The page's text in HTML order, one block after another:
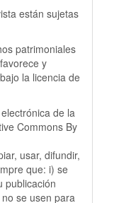
están sujetas
patrimoniales
y
la licencia de
de la
Commons By
usar, difundir,
que: i) se
publicación
se usen para